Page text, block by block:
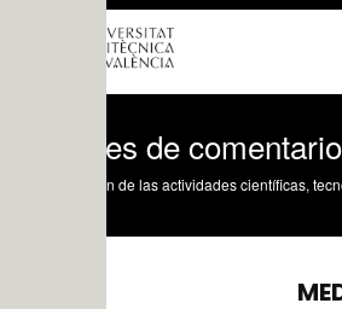
de comentarios en
de las actividades científicas, tecnológicas y